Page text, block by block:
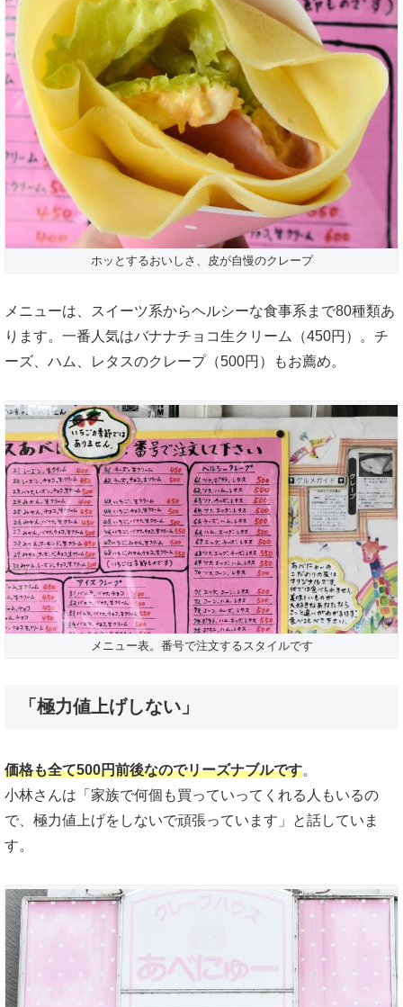
ホッとするおいしさ、皮が自慢のクレープ
メニューは、スイーツ系からヘルシーな食事系まで80種類あ
ります。一番人気はバナナチョコ生クリーム（450円）。チ
ーズ、ハム、レタスのクレープ（500円）もお薦め。
メニュー表。番号で注文するスタイルです
「極力値上げしない」
価格も全て500円前後なのでリーズナブルです。
小林さんは「家族で何個も買っていってくれる人もいるの
で、極力値上げをしないで頑張っています」と話していま
す。